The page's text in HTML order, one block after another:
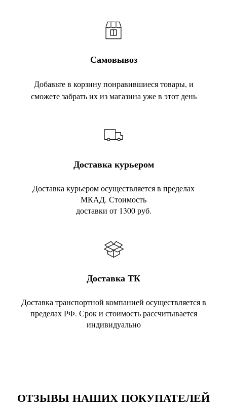
Самовывоз
Добавьте в корзину понравившиеся товары, и
сможете забрать их из магазина уже в этот день
Доставка курьером
Доставка курьером осуществляется в пределах
МКАД. Стоимость
доставки от 1300 руб.
Доставка ТК
Доставка транспортной компанией осуществляется в
пределах РФ. Срок и стоимость рассчитывается
индивидуально
ОТЗЫВЫ НАШИХ ПОКУПАТЕЛЕЙ